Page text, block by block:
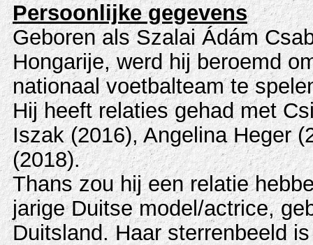
Persoonlijke gegevens
Geboren als Szalai Ádám
Hongarije, werd hij beroemd
nationaal voetbalteam te
Hij heeft relaties gehad met
Iszak (2016), Angelina Heger
(2018).
Thans zou hij een relatie
jarige Duitse model/actrice,
Duitsland. Haar sterrenbeeld